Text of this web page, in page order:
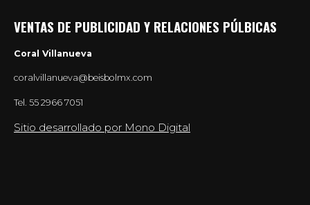
VENTAS DE PUBLICIDAD Y RELACIONES PÚLBICAS
Coral Villanueva
coralvillanueva@beisbolmx.com
Tel. 55 2966 7051
Sitio desarrollado por Mono Digital